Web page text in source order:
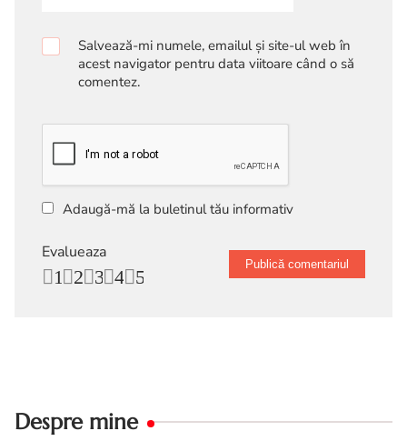
Salvează-mi numele, emailul și site-ul web în
acest navigator pentru data viitoare când o să
comentez.
Adaugă-mă la buletinul tău informativ
Evalueaza
5
4
3
2
1
Despre mine